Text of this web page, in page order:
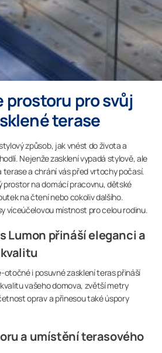
prostoru pro svůj
terase
způsob, jak vnést do života a
Nejenže zasklení vypadá stylově, ale
a chrání vás před vrtochy počasí.
na domácí pracovnu, dětské
na čtení nebo cokoliv dalšího.
víceúčelovou místnost pro celou rodinu.
Lumon přináší eleganci a
otočné i posuvné zasklení teras přináší
vašeho domova, zvětší metry
oprav a přinesou také úspory
a umístění terasového